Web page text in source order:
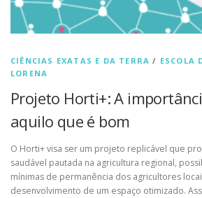
CIÊNCIAS EXATAS E DA TERRA / ESCOLA
LORENA
Projeto Horti+: A
aquilo que é bom
O Horti+ visa ser um projeto replicável que
saudável pautada na agricultura regional,
mínimas de permanência dos agricultores
desenvolvimento de um espaço otimizado.